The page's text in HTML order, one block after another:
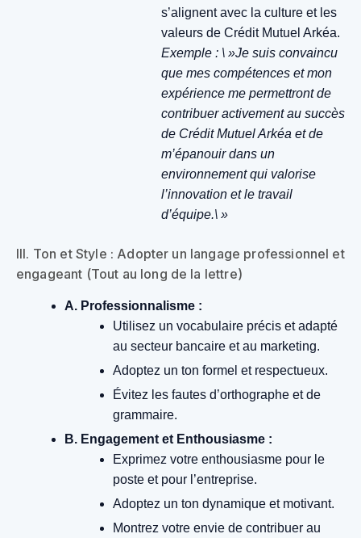
s’alignent avec la culture et les
valeurs de Crédit Mutuel Arkéa.
Exemple : \ »Je suis convaincu
que mes compétences et mon
expérience me permettront de
contribuer activement au succès
de Crédit Mutuel Arkéa et de
m’épanouir dans un
environnement qui valorise
l’innovation et le travail
d’équipe.\ »
III. Ton et Style : Adopter un langage professionnel et
engageant (Tout au long de la lettre)
A. Professionnalisme :
Utilisez un vocabulaire précis et adapté
au secteur bancaire et au marketing.
Adoptez un ton formel et respectueux.
Évitez les fautes d’orthographe et de
grammaire.
B. Engagement et Enthousiasme :
Exprimez votre enthousiasme pour le
poste et pour l’entreprise.
Adoptez un ton dynamique et motivant.
Montrez votre envie de contribuer au